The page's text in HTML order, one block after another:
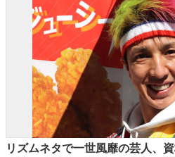
リズムネタで一世風靡の芸人、